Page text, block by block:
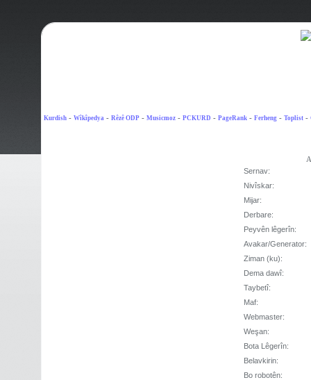
Kurdish - Wîkîpedya - Rêzê ODP - Musicmoz - PCKURD - PageRank - Ferheng - Toplist -
Sernav:
Nivîskar:
Mijar:
Derbare:
Peyvên lêgerîn:
Avakar/Generator:
Ziman (ku):
Dema dawî:
Taybetî:
Maf:
Webmaster:
Weşan:
Bota Lêgerîn:
Belavkirin:
Bo robotên: